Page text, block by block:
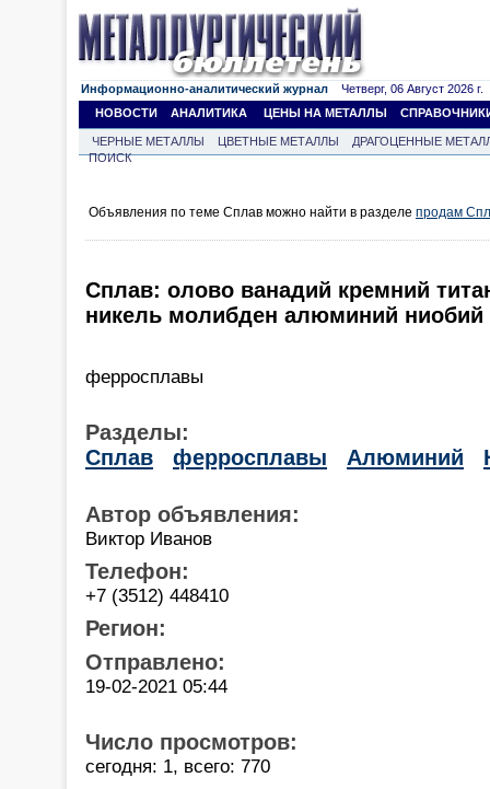
Информационно-аналитический журнал Четверг, 06 Август 2026 г.
НОВОСТИ
АНАЛИТИКА ЦЕНЫ НА МЕТАЛЛЫ
ЧЕРНЫЕ МЕТАЛЛЫ ЦВЕТНЫЕ МЕТАЛЛЫ
ДРАГОЦЕННЫЕ
ПОИСК
Объявления по теме Сплав можно найти в разделе продам
Сплав: олово ванадий кремний
никель молибден алюминий ниобий
ферросплавы
Разделы:
Сплав
ферросплавы Алюминий
Автор объявления:
Виктор Иванов
Телефон:
+7 (3512) 448410
Регион:
Отправлено:
19-02-2021 05:44
Число просмотров:
сегодня: 1, всего: 770